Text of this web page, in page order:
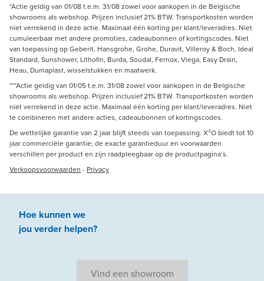
*Actie geldig van 01/08 t.e.m. 31/08 zowel voor aankopen in de Belgische
showrooms als webshop. Prijzen inclusief 21% BTW. Transportkosten worden
niet verrekend in deze actie. Maximaal één korting per klant/leveradres. Niet
cumuleerbaar met andere promoties, cadeaubonnen of kortingscodes. Niet
van toepassing op Geberit, Hansgrohe, Grohe, Duravit, Villeroy & Boch, Ideal
Standard, Sunshower, Lithofin, Burda, Soudal, Fernox, Viega, Easy Drain,
Heau, Dumaplast, wisselstukken en maatwerk.
***Actie geldig van 01/05 t.e.m. 31/08 zowel voor aankopen in de Belgische
showrooms als webshop. Prijzen inclusief 21% BTW. Transportkosten worden
niet verrekend in deze actie. Maximaal één korting per klant/leveradres. Niet
te combineren met andere acties, cadeaubonnen of kortingscodes.
De wettelijke garantie van 2 jaar blijft steeds van toepassing. X²O biedt tot 10
jaar commerciële garantie; de exacte garantieduur en voorwaarden
verschillen per product en zijn raadpleegbaar op de productpagina’s.
Verkoopsvoorwaarden - Privacy
Hoe kunnen we
jouverder helpen?
Vind een showroom